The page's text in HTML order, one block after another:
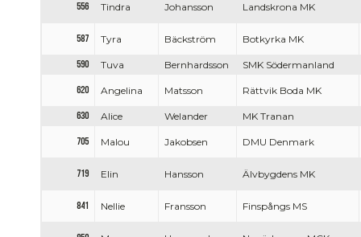
556 Tindra Johansson Landskrona MK
587 Tyra Bäckström Botkyrka MK
590 Tuva Bernhardsson SMK Södermanland
620 Angelina Matsson Rättvik Boda MK
630 Alice Welander MK Tranan
705 Malou Jakobsen DMU Denmark
719 Elin Hansson Älvbygdens MK
841 Nellie Fransson Finspångs MS